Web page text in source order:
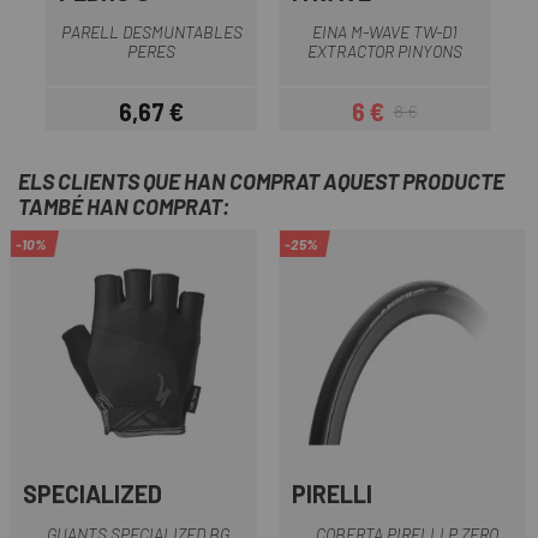
PARELL DESMUNTABLES
PERES
Preu
6,67 €
EINA M-WAVE TW-D1
EXTRACTOR PINYONS
Preu
6 €Preu regular
8 €
ELS CLIENTS QUE HAN COMPRAT AQUEST PRODUCTE
TAMBÉ HAN COMPRAT:
-10%
SPECIALIZED
GUANTS SPECIALIZED BG
-25%
PIRELLI
COBERTA PIRELLI P ZERO